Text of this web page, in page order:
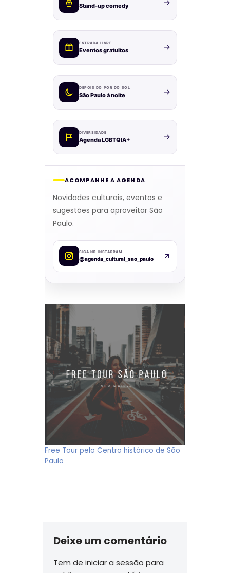
Stand-up comedy
ENTRADA LIVRE
Eventos gratuitos
DEPOIS DO PÔR DO SOL
São Paulo à noite
DIVERSIDADE
Agenda LGBTQIA+
ACOMPANHE A AGENDA
Novidades culturais, eventos e
sugestões para aproveitar São
Paulo.
SIGA NO INSTAGRAM
@agenda_cultural_sao_paulo
Free Tour pelo Centro histórico de São
Paulo
Deixe um comentário
Tem de iniciar a sessão para